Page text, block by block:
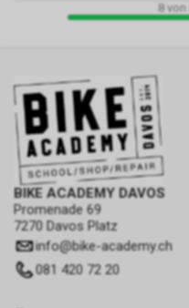
8von
BIKE ACADEMY DAVOS
Promenade 69
7270 Davos Platz
info@bike-academy.ch
081 420 72 20